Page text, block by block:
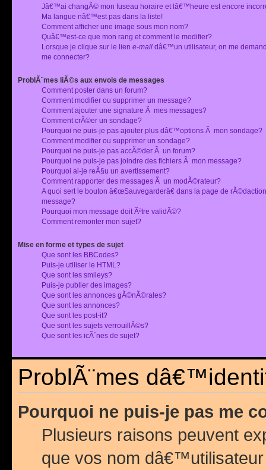
Jâ€™ai changÃ© mon fuseau horaire et lâ€™heure est encore
Ma langue nâ€™est pas dans la liste!
Comment afficher une image sous mon nom?
Quâ€™est-ce que mon rang et comment le modifier?
Lorsque je clique sur le lien e-mail dâ€™un utilisateur, on me
me connecter?
ProblÃ¨mes liÃ©s aux envois de messages
Comment poster dans un forum?
Comment modifier ou supprimer un message?
Comment ajouter une signature Ã mes messages?
Comment crÃ©er un sondage?
Pourquoi ne puis-je pas ajouter plus dâ€™options Ã mon sondage?
Comment modifier ou supprimer un sondage?
Pourquoi ne puis-je pas accÃ©der Ã un forum?
Pourquoi ne puis-je pas joindre des fichiers Ã mon message?
Pourquoi ai-je reÃ§u un avertissement?
Comment rapporter des messages Ã un modÃ©rateur?
A quoi sert le bouton â€œSauvegarderâ€ dans la page de
message?
Pourquoi mon message doit Ãªtre validÃ©?
Comment remonter mon sujet?
Mise en forme et types de sujet
Que sont les BBCodes?
Puis-je utiliser le HTML?
Que sont les smileys?
Puis-je publier des images?
Que sont les annonces gÃ©nÃ©rales?
Que sont les annonces?
Que sont les post-it?
Que sont les sujets verrouillÃ©s?
Que sont les icÃ´nes de sujet?
ProblÃ¨mes
Pourquoi ne puis-je pas me
Plusieurs raisons peuvent
que vos nom